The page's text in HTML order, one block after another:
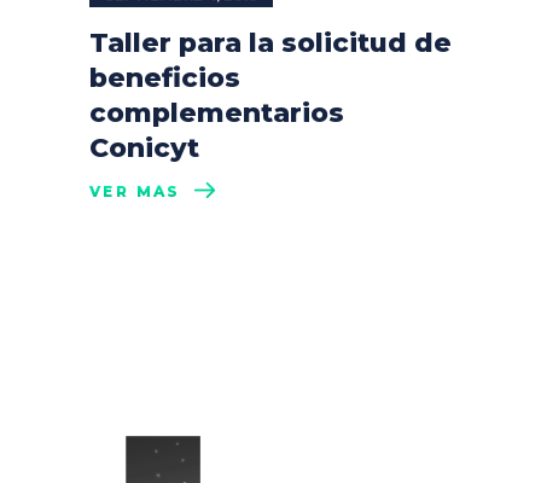
Taller para la solicitud de
beneficios
complementarios
Conicyt
VER MÁS